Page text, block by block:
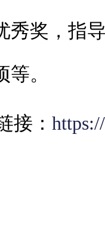
秀奖，指
。
接：